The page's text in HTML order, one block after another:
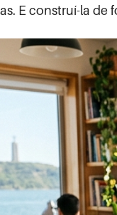
E construí-la